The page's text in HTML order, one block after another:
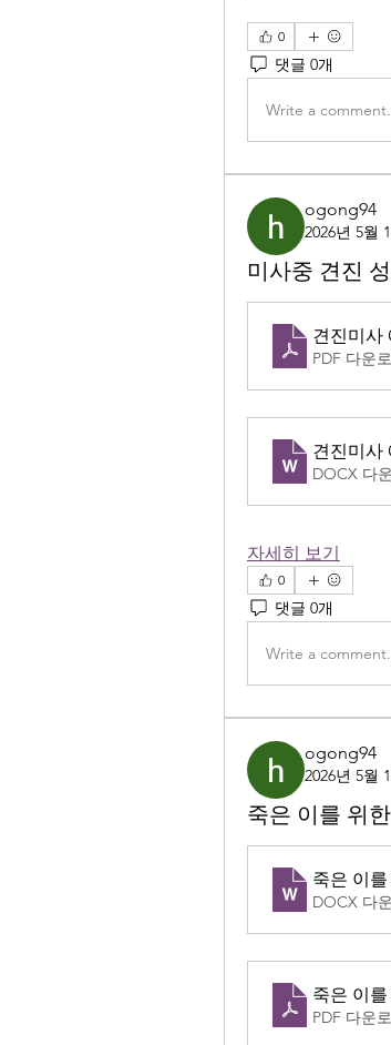
0
댓글 0개
Write a
ogong94
2026년 5월
미사중 견진
견진미사
PDF 다운
견진미사
DOCX 다
자세히 보기
0
댓글 0개
Write a
ogong94
2026년 5월
죽은 이를 위
죽은 이
DOCX 다
죽은 이
PDF 다운